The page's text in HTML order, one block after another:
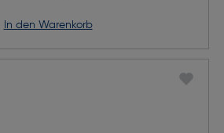
in den Warenkorb